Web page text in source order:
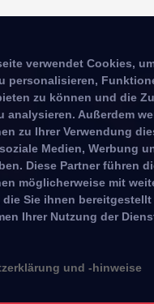
verwendet Cookies,
personalisieren,
zu können und die
analysieren. Außerdem
zu Ihrer Verwendung
Medien, Werbung
Diese Partner führen
möglicherweise mit
die Sie ihnen
Ihrer Nutzung der
und -hinweise